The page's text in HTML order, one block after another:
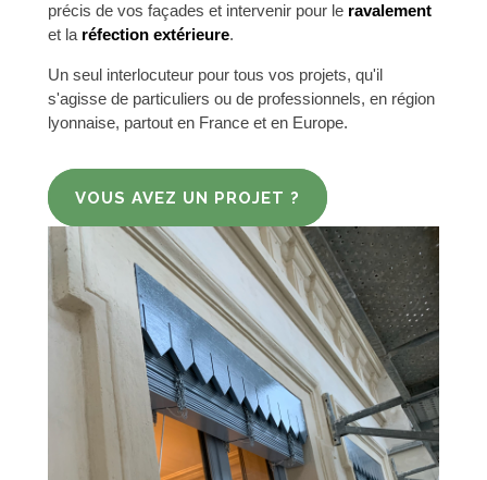
précis de vos façades et intervenir pour le ravalement
et la réfection extérieure.
Un seul interlocuteur pour tous vos projets, qu'il
s'agisse de particuliers ou de professionnels, en région
lyonnaise, partout en France et en Europe.
VOUS AVEZ UN PROJET ?